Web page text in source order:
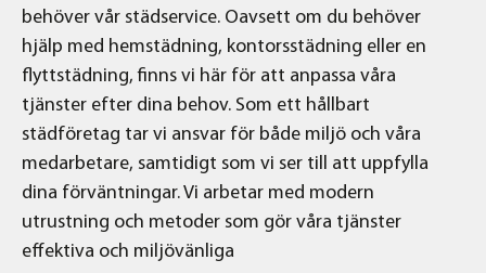
behöver vår städservice. Oavsett om du behöver
hjälp med hemstädning, kontorsstädning eller en
flyttstädning, finns vi här för att anpassa våra
tjänster efter dina behov. Som ett hållbart
städföretag tar vi ansvar för både miljö och våra
medarbetare, samtidigt som vi ser till att uppfylla
dina förväntningar. Vi arbetar med modern
utrustning och metoder som gör våra tjänster
effektiva och miljövänliga